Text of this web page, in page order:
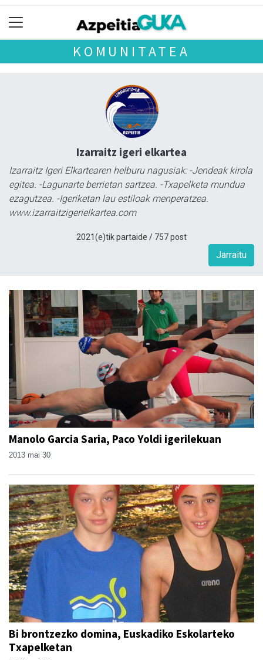
KOMUNITATEA
Izarraitz igeri elkartea
Izarraitz Igeri Elkartearen helburu nagusiak: -Jendeak kirola
egitea. -Lagunarte berrietan sartzea. -Txapelketa mundua
ezagutzea. -Igeriketan lau estiloak menperatzea.
www.izarraitzigerielkartea.com
2021(e)tik partaide / 757 post
Jarraitu
Manolo Garcia Saria, Paco Yoldi igerilekuan
2013 mai 30
Bi brontzezko domina, Euskadiko Eskolarteko
Txapelketan